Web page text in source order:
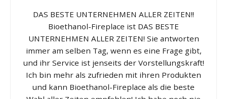
DAS BESTE UNTERNEHMEN ALLER ZEITEN!!
Bioethanol-Fireplace ist DAS BESTE
UNTERNEHMEN ALLER ZEITEN! Sie antworten
immer am selben Tag, wenn es eine Frage gibt,
und ihr Service ist jenseits der Vorstellungskraft!
Ich bin mehr als zufrieden mit ihren Produkten
und kann Bioethanol-Fireplace als die beste